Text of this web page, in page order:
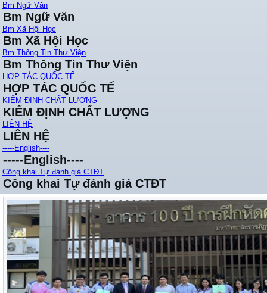
Bm Ngữ Văn
Bm Ngữ Văn
Bm Xã Hội Học
Bm Xã Hội Học
Bm Thông Tin Thư Viện
Bm Thông Tin Thư Viện
HỢP TÁC QUỐC TẾ
HỢP TÁC QUỐC TẾ
KIỂM ĐỊNH CHẤT LƯỢNG
KIỂM ĐỊNH CHẤT LƯỢNG
LIÊN HỆ
LIÊN HỆ
-----English----
-----English----
Công khai Tự đánh giá CTĐT
Công khai Tự đánh giá CTĐT